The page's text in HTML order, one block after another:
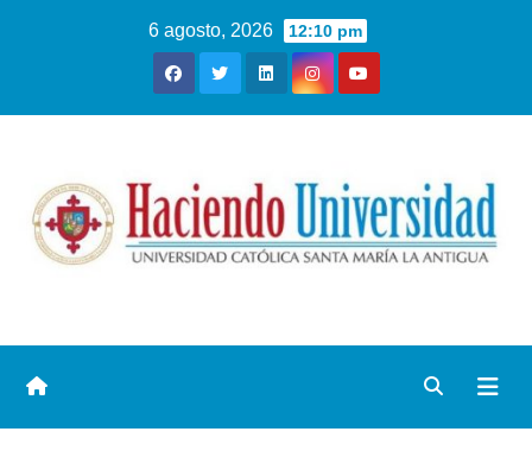
6 agosto, 2026 12:10 pm